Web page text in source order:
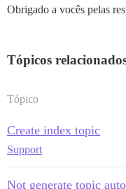
Obrigado a vocês pelas
Tópicos
Tópico
Create index topic
Support
Not generate topic